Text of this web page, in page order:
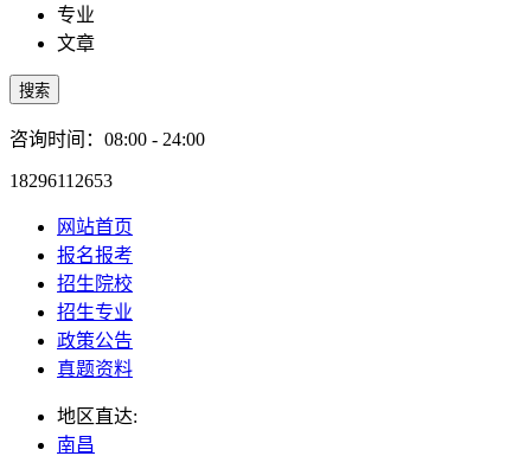
专业
文章
搜索
咨询时间：08:00 - 24:00
18296112653
网站首页
报名报考
招生院校
招生专业
政策公告
真题资料
地区直达:
南昌